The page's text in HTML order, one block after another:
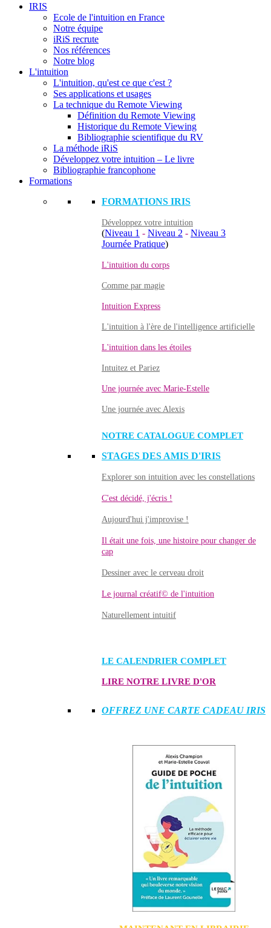
IRIS
Ecole de l'intuition en France
Notre équipe
iRiS recrute
Nos références
Notre blog
L'intuition
L'intuition, qu'est ce que c'est ?
Ses applications et usages
La technique du Remote Viewing
Définition du Remote Viewing
Historique du Remote Viewing
Bibliographie scientifique du RV
La méthode iRiS
Développez votre intuition – Le livre
Bibliographie francophone
Formations
FORMATIONS IRIS
Développez votre intuition
(Niveau 1 - Niveau 2 - Niveau 3
Journée Pratique)
L'intuition du corps
Comme par magie
Intuition Express
L'intuition à l'ère de l'intelligence artificielle
L'intuition dans les étoiles
Intuitez et Pariez
Une journée avec Marie-Estelle
Une journée avec Alexis
NOTRE CATALOGUE COMPLET
STAGES DES AMIS D'IRIS
Explorer son intuition avec les constellations
C'est décidé, j'écris !
Aujourd'hui j'improvise !
Il était une fois, une histoire pour changer de
cap
Dessiner avec le cerveau droit
Le journal créatif© de l'intuition
Naturellement intuitif
LE CALENDRIER COMPLET
LIRE NOTRE LIVRE D'OR
OFFREZ UNE CARTE CADEAU IRIS